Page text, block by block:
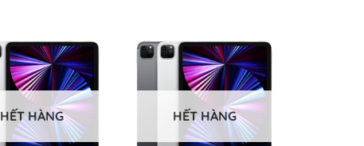
HẾT HÀNG HẾT HÀNG